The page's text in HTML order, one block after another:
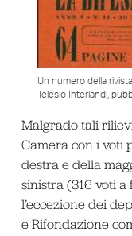
Un numero della
Telesio Interlandi,
Malgrado tali
Camera con i voti
destra e della
sinistra (316 voti a
l’eccezione dei
e Rifondazione